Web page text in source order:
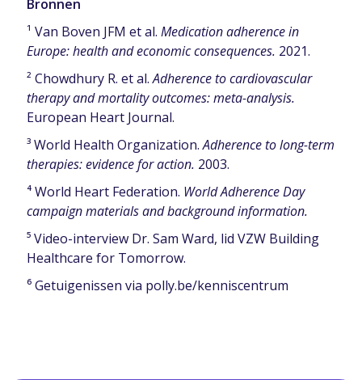
Bronnen
¹ Van Boven JFM et al.Medication adherence in
Europe: health and economic consequences. 2021.
² Chowdhury R. et al.Adherence to cardiovascular
therapy and mortality outcomes: meta-analysis.
European Heart Journal.
³ World Health Organization.Adherence to long-term
therapies: evidence for action. 2003.
⁴ World Heart Federation. World Adherence Day
campaign materials and background information.
⁵ Video-interview Dr. Sam Ward, lid VZW Building
Healthcare for Tomorrow.
⁶ Getuigenissen via polly.be/kenniscentrum